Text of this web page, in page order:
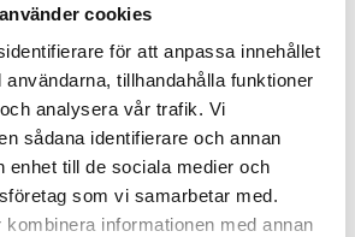
cookies
för att anpassa innehållet
tillhandahålla funktioner
analysera vår trafik. Vi
sådana identifierare och annan
enhet till de sociala medier och
som vi samarbetar med.
informationen med annan